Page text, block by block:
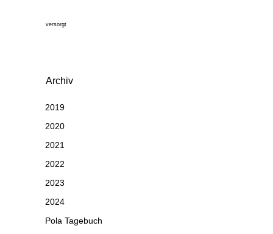
versorgt
Archiv
2019
2020
2021
2022
2023
2024
Pola Tagebuch